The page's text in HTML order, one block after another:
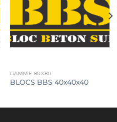
GAMME 80X80
BLOCS BBS 40x40x40